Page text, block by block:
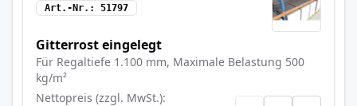
Art.-Nr. 51797
Gitterrost eingelegt
Für Regaltiefe 1.100 mm, Maximale Belastung 500
kg/m²
Nettopreis (zzgl. MwSt.)